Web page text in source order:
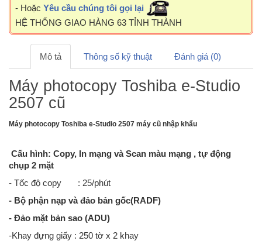
- Hoặc Yêu cầu chúng tôi gọi lại
HỆ THỐNG GIAO HÀNG 63 TỈNH THÀNH
Mô tả Thông số kỹ thuật Đánh giá (0)
Máy photocopy Toshiba e-Studio
2507 cũ
Máy photocopy Toshiba e-Studio 2507 máy cũ nhập khẩu
Cấu hình: Copy, In mạng và Scan màu mạng , tự động
chụp 2 mặt
- Tốc độ copy : 25/phút
- Bộ phận nạp và đảo bản gốc(RADF)
- Đảo mặt bản sao (ADU)
-Khay đựng giấy : 250 tờ x 2 khay